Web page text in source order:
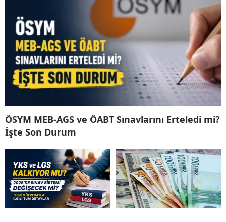
ÖSYM MEB-AGS ve ÖABT Sınavlarını Erteledi mi?
İşte Son Durum